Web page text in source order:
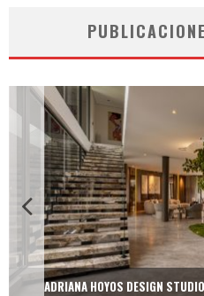
ADRIANA HOYOS DESIGN